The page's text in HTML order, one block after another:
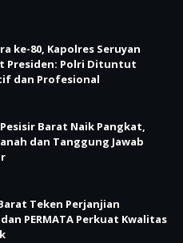
ke-80, Kapolres Seruyan
Presiden: Polri Dituntut
dan Profesional
Barat Naik Pangkat,
dan Tanggung Jawab
Teken Perjanjian
PERMATA Perkuat Kwalitas